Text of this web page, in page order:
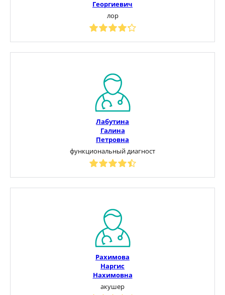
Георгиевич
лор
Лабутина
Галина
Петровна
функциональный диагност
Рахимова
Наргис
Нахимовна
акушер